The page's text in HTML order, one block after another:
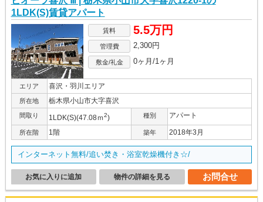
1LDK(S)賃貸アパート
賃料 5.5万円
管理費 2,300円
敷金/礼金 0ヶ月/1ヶ月
エリア 喜沢・羽川エリア
所在地 栃木県小山市大字喜沢
間取り 1LDK(S)(47.08ｍ2) 種別 アパート
所在階 1階 築年 2018年3月
インターネット無料/追い焚き・浴室乾燥機付き☆/
お問合せ
物件の詳細を見る
お気に入りに追加